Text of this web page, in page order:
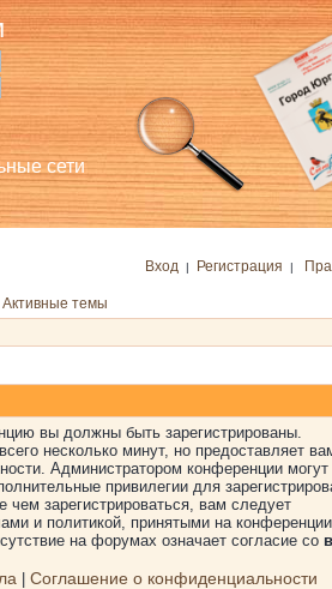
сети
Вход | Регистрация |
Активные темы
вы должны быть зарегистрированы.
несколько минут, но предоставляет
Администратором конференции
привилегии для
чем зарегистрироваться, вам следует
и политикой, принятыми на
на форумах означает согласие со
Соглашение о конфиденциальности